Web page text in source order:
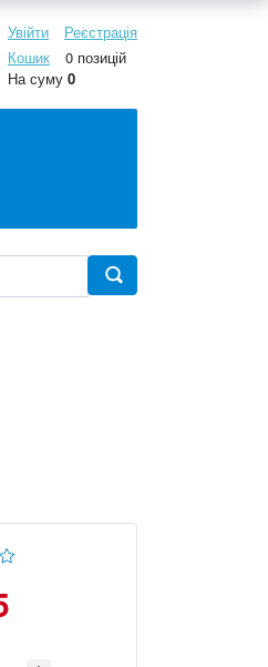
Увійти
Реєстрація
Кошик
0 позицій
На суму 0